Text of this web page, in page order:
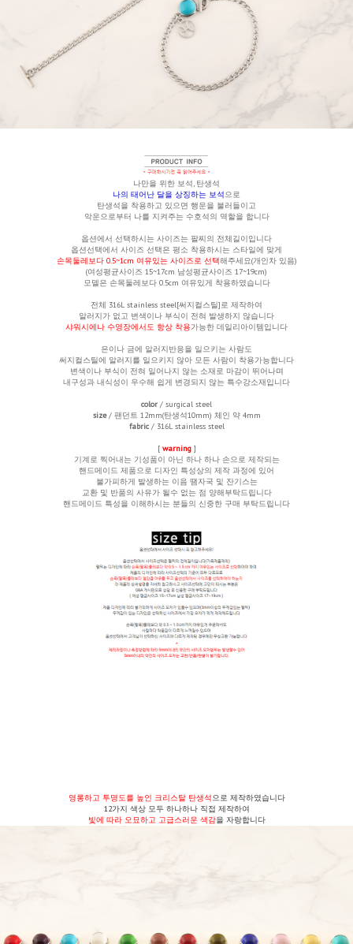
나만을 위한 보석, 탄생석
나의 태어난 달을 상징하는 보석으로
탄생석을 착용하고 있으면 행운을 불러들이고
악운으로부터 나를 지켜주는 수호석의 역할을 합니다
옵션에서 선택하시는 사이즈는 팔찌의 전체길이입니다
옵션선택에서 사이즈 선택은 평소 착용하시는 스타일에 맞게
손목둘레보다 0.5~1cm 여유있는 사이즈로 선택해주세요(개인차 있음)
(여성평균사이즈 15~17cm 남성평균사이즈 17~19cm)
모델은 손목둘레보다 0.5cm 여유있게 착용하였습니다
전체 316L stainless steel[써지컬스틸]로 제작하여
알러지가 없고 변색이나 부식이 전혀 발생하지 않습니다
샤워시에나 수영장에서도 항상 착용가능한 데일리아이템입니다
은이나 금에 알러지반응을 일으키는 사람도
써지컬스틸에 알러지를 일으키지 않아 모든 사람이 착용가능합니다
변색이나 부식이 전혀 일어나지 않는 소재로 마감이 뛰어나며
내구성과 내식성이 우수해 쉽게 변경되지 않는 특수강소재입니다
color / surgical steel
size/ 팬던트 12mm(탄생석10mm) 체인 약 4mm
fabric/ 316L stainless steel
[ warning ]
기계로 찍어내는 기성품이 아닌 하나 하나 손으로 제작되는
핸드메이드 제품으로 디자인 특성상의 제작 과정에 있어
불가피하게 발생하는 이음 땜자국 및 잔기스는
교환 및 반품의 사유가 될수 없는 점 양해부탁드립니다
핸드메이드 특성을 이해하시는 분들의 신중한 구매 부탁드립니다
영롱하고 투명도를 높인 크리스탈 탄생석으로 제작하였습니다
12가지 색상 모두 하나하나 직접 제작하여
빛에 따라 오묘하고 고급스러운 색감을 자랑합니다